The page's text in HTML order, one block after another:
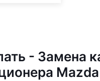
- Замена